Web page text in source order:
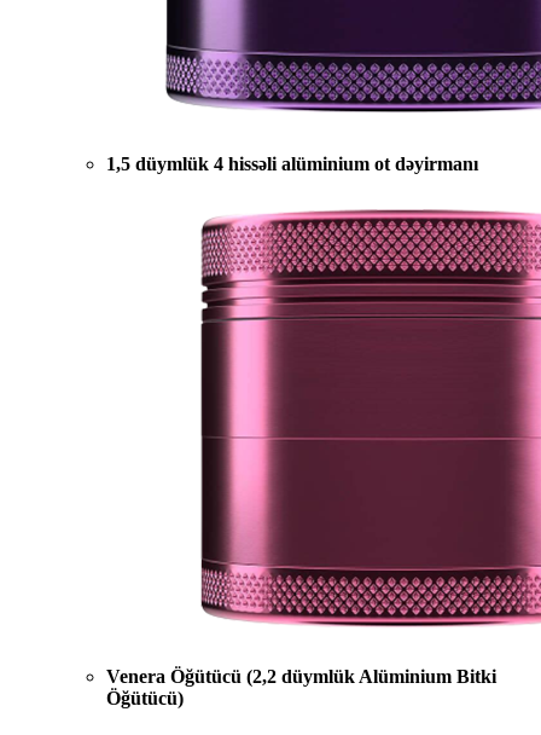
1,5 düymlük 4 hissəli alüminium ot dəyirmanı
Venera Öğütücü (2,2 düymlük Alüminium Bitki
Öğütücü)